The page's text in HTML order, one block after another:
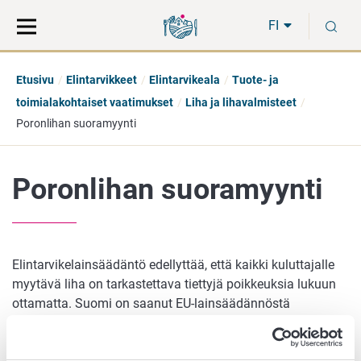
suoraan
sisältöön
koko
sivuston
FI
Etusivu Elintarvikkeet Elintarvikeala
Tuote- ja
toimialakohtaiset vaatimukset
Liha ja lihavalmisteet
Poronlihan suoramyynti
Poronlihan suoramyynti
Elintarvikelainsäädäntö edellyttää, että kaikki kuluttajalle
myytävä liha on tarkastettava tiettyjä poikkeuksia lukuun
ottamatta. Suomi on saanut EU-lainsäädännöstä
tarkastamattoman poronlihan ja siitä valmistetun poron